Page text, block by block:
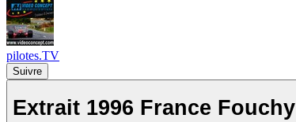
pilotes.TV
Suivre
Extrait 1996 France Fouchy